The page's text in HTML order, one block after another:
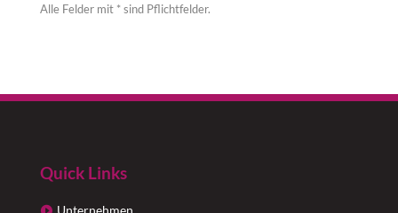
Alle Felder mit * sind Pflichtfelder.
Quick Links
Unternehmen